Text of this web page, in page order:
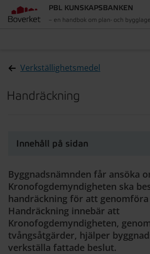
PBL KUNSKAPSBANKEN
– en handbok om plan- och
Verkställighetsmedel
Handräckning
Innehåll på sidan
Byggnadsnämnden får ansöka
Kronofogdemyndigheten ska
handräckning för att
Handräckning innebär att
Kronofogdemyndigheten,
tvångsåtgärder, hjälper
verkställa fattade beslut.